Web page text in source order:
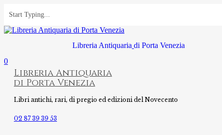
main
content
Libreria Antiquaria di Porta Venezia
0
MenuLibreria Antiquaria
di Porta Venezia
Libri antichi, rari, di pregio ed edizioni del Novecento
02 87 39 39 53